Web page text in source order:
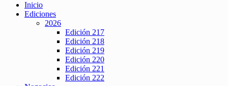
Inicio
Ediciones
2026
Edición 217
Edición 218
Edición 219
Edición 220
Edición 221
Edición 222